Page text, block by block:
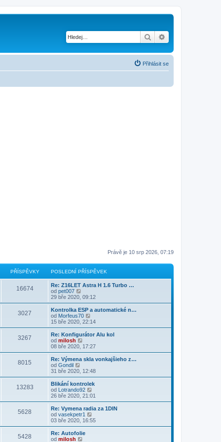
Hledat
Přihlásit se
Právě je 10 srp 2026, 07:19
PŘÍSPĚVKY POSLEDNÍ PŘÍSPĚVEK
16674
Re: Z16LET Astra H 1.6 Turbo …
od pet007
o
b
r
a
z
p
o
s
e
n
í
p
ř
í
s
p
ě
v
e
k
29 bře 2020, 09:12
3027
Kontrolka ESP a automatické n…
od Morfeus70
o
b
r
z
p
o
s
e
d
n
í
p
ř
í
s
15 bře 2020, 22:14
3267
Re: Konfigurátor Alu kol
od milosh
o
b
r
z
p
o
s
e
d
n
í
p
08 bře 2020, 17:27
8015
Re: Výmena skla vonkajšieho z…
od Gondil
o
b
r
a
z
p
o
s
e
31 bře 2020, 12:48
13283
Blikání kontrolek
od Lotrando92
o
b
r
z
26 bře 2020, 21:01
5628
Re: Vymena radia za 1DIN
od vasekpetr1
o
b
03 bře 2020, 16:55
5428
Re: Autofolie
od milosh